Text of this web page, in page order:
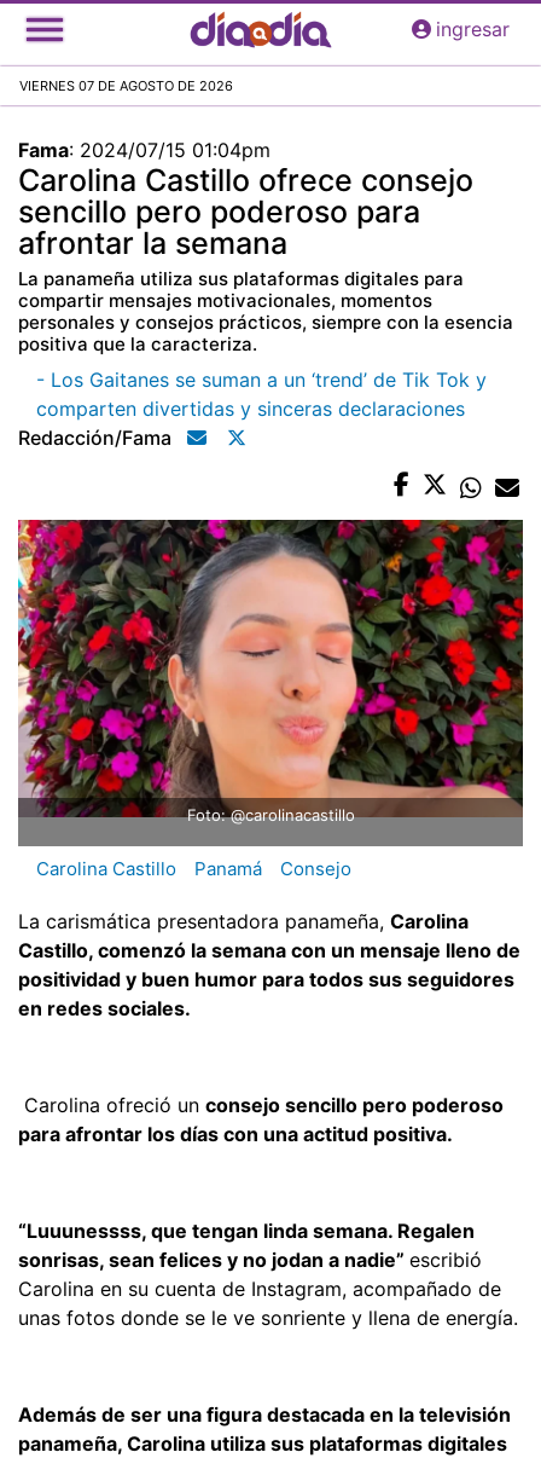
Pasar
al
principal
ingresar
VIERNES 07 DE AGOSTO DE 2026
Fama: 2024/07/15 01:04pm
Carolina Castillo ofrece consejo
sencillo pero poderoso para
afrontar la semana
La panameña utiliza sus plataformas digitales para
compartir mensajes motivacionales, momentos
personales y consejos prácticos, siempre con la esencia
positiva que la caracteriza.
- Los Gaitanes se suman a un ‘trend’ de Tik Tok y
comparten divertidas y sinceras declaraciones
Redacción/fama
Foto: @carolinacastillo
Carolina Castillo Panamá Consejo
La carismática presentadora panameña, Carolina
Castillo, comenzó la semana con un mensaje lleno de
positividad y buen humor para todos sus seguidores
en redes sociales.
Carolina ofreció un consejo sencillo pero poderoso
para afrontar los días con una actitud positiva.
“Luuunessss, que tengan linda semana. Regalen
sonrisas, sean felices y no jodan a nadie” escribió
Carolina en su cuenta de Instagram, acompañado de
unas fotos donde se le ve sonriente y llena de energía.
Además de ser una figura destacada en la televisión
panameña, Carolina utiliza sus plataformas digitales